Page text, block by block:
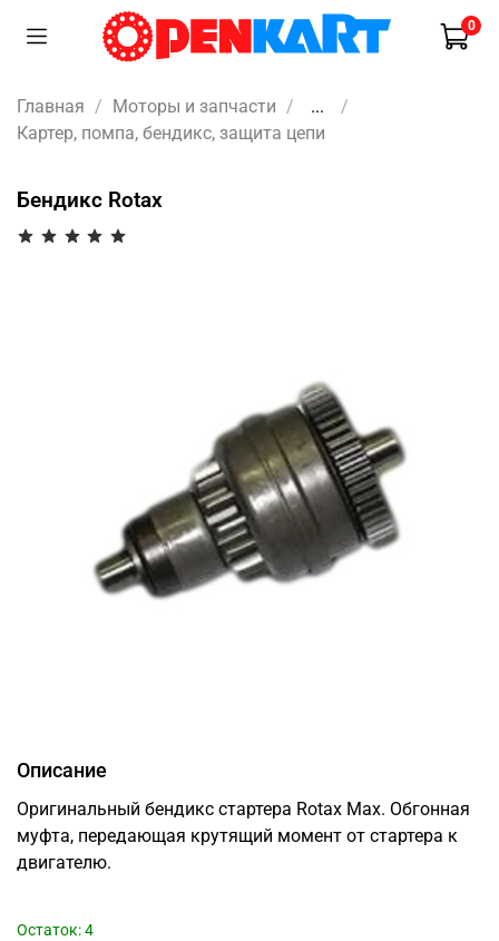
0
Главная Моторы и запчасти
...
Картер, помпа, бендикс, защита цепи
Бендикс Rotax
Описание
Оригинальный бендикс стартера Rotax Max. Обгонная
муфта, передающая крутящий момент от стартера к
двигателю.
Остаток: 4